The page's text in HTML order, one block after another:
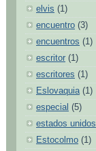
elvis (1)
encuentro (3)
encuentros (1)
escritor (1)
escritores (1)
Eslovaquia (1)
especial (5)
estados unidos
Estocolmo (1)